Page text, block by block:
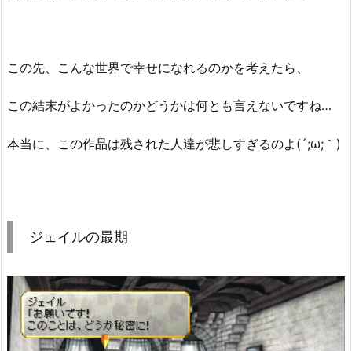
この先、こんな世界で幸せになれるのかを考えたら、
この結末がよかったのかどうかは何とも言えないですね…
本当に、この作品は残された人達が悲しすぎるのよ(´;ω;｀)
ジェイルの最期